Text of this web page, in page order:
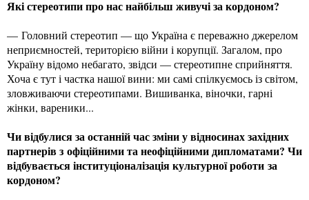
Які стереотипи про нас найбільш живучі за кордоном?
— Головний стереотип — що Україна є переважно джерелом
неприємностей, територією війни і корупції. Загалом, про
Україну відомо небагато, звідси — стереотипне сприйняття.
Хоча є тут і частка нашої вини: ми самі спілкуємось із світом,
зловживаючи стереотипами. Вишиванка, віночки, гарні
жінки, вареники...
Чи відбулися за останній час зміни у відносинах західних
партнерів з офіційними та неофіційними дипломатами? Чи
відбувається інституціоналізація культурної роботи за
кордоном?